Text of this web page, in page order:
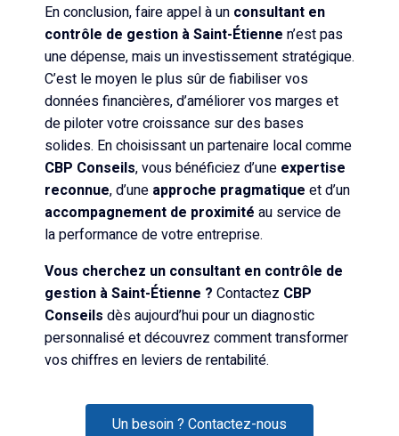
En conclusion, faire appel à un consultant en
contrôle de gestion à Saint-Étienne n’est pas
une dépense, mais un investissement stratégique.
C’est le moyen le plus sûr de fiabiliser vos
données financières, d’améliorer vos marges et
de piloter votre croissance sur des bases
solides. En choisissant un partenaire local comme
CBP Conseils, vous bénéficiez d’une expertise
reconnue, d’une approche pragmatique et d’un
accompagnement de proximité au service de
la performance de votre entreprise.
Vous cherchez un consultant en contrôle de
gestion à Saint-Étienne ? Contactez CBP
Conseils dès aujourd’hui pour un diagnostic
personnalisé et découvrez comment transformer
vos chiffres en leviers de rentabilité.
Un besoin ? Contactez-nous